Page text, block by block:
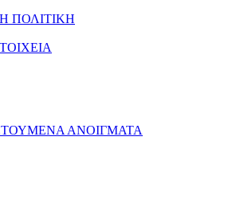
ΠΟΛΙΤΙΚΗ
ΑΝΟΙΓΜΑΤΑ